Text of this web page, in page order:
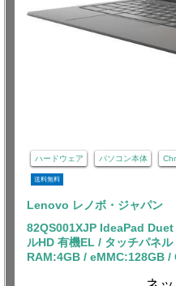
ハードウェア パソコン本体
送料無料
Lenovo レノボ・ジャパン
82QS001XJP IdeaPad
ルHD 有機EL / タッチパネ
RAM:4GB / eMMC:128GB /